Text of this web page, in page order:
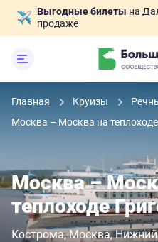
Выгодные билеты на
продаже
Главная Круизы
Москва – Москва на
Москва –
теплоходе
Кострома Москва